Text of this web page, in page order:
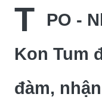
T
PO -
Kon Tum
đàm,